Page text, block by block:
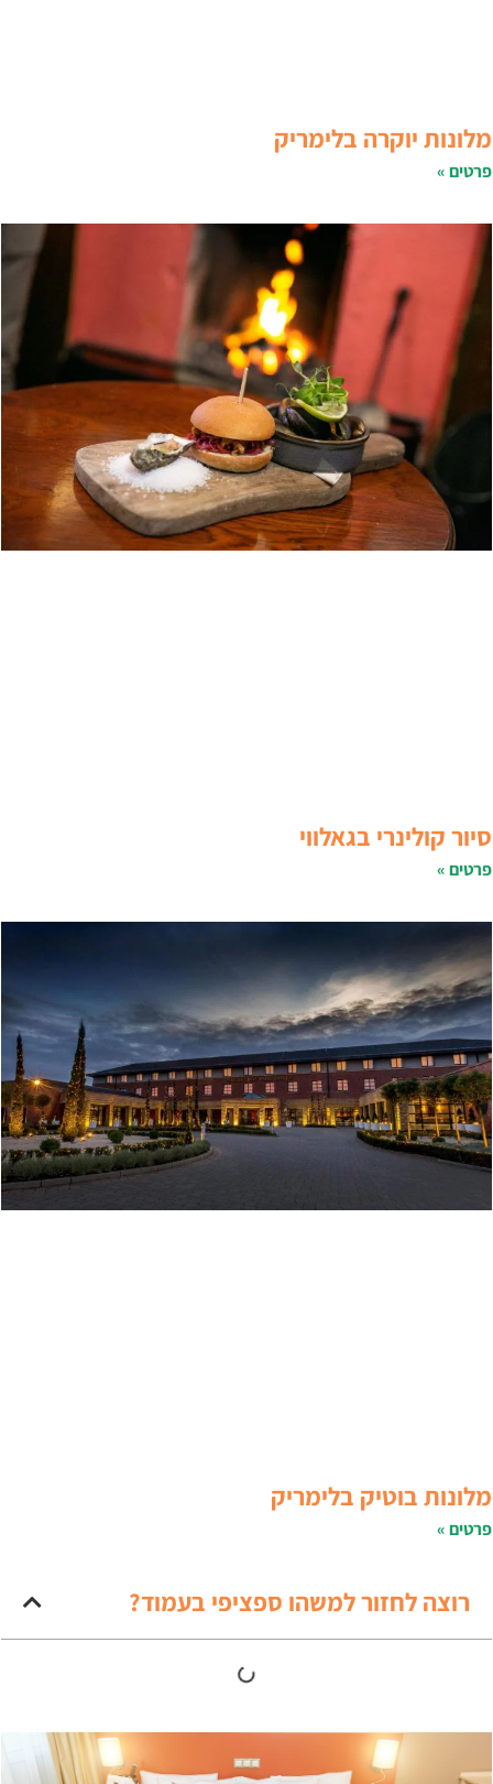
מלונות יוקרה בלימריק
פרטים »
סיור קולינרי בגאלווי
פרטים »
מלונות בוטיק בלימריק
פרטים »
רוצה לחזור למשהו ספציפי בעמוד?